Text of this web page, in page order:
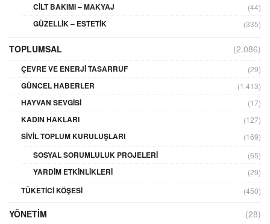
CILT BAKIMI – MAKYAJ (44)
GÜZELLIK – ESTETIK (335)
TOPLUMSAL (2.086)
ÇEVRE VE ENERJI TASARRUF (29)
GÜNCEL HABERLER (1.413)
HAYVAN SEVGISI (17)
KADIN HAKLARI (127)
SIVIL TOPLUM KURULUŞLARI (169)
SOSYAL SORUMLULUK PROJELERI (65)
YARDIM ETKINLIKLERI (29)
TÜKETICI KÖŞESI (450)
YÖNETIM (28)